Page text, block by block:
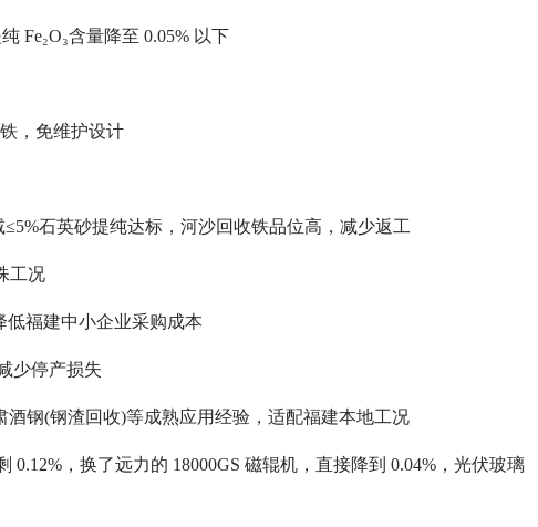
Fe₂O₃含量降至 0.05% 以下
，免维护设计
石英砂提纯达标，河沙回收铁品位高，减少返工
工况
低福建中小企业采购成本
少停产损失
钢(钢渣回收)等成熟应用经验，适配福建本地工况
，换了远力的 18000GS 磁辊机，直接降到 0.04%，光伏玻璃